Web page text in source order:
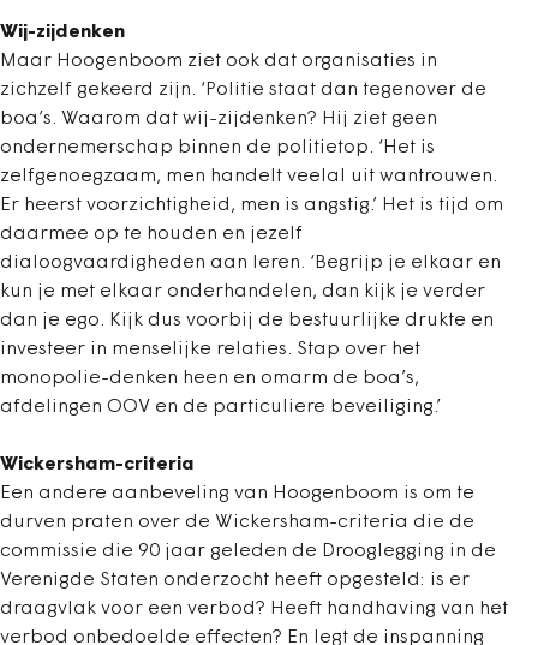
Wij-zijdenken
Maar Hoogenboom ziet ook dat organisaties in
zichzelf gekeerd zijn. ‘Politie staat dan tegenover de
boa’s. Waarom dat wij-zijdenken? Hij ziet geen
ondernemerschap binnen de politietop. ‘Het is
zelfgenoegzaam, men handelt veelal uit wantrouwen.
Er heerst voorzichtigheid, men is angstig.’ Het is tijd om
daarmee op te houden en jezelf
dialoogvaardigheden aan leren. ‘Begrijp je elkaar en
kun je met elkaar onderhandelen, dan kijk je verder
dan je ego. Kijk dus voorbij de bestuurlijke drukte en
investeer in menselijke relaties. Stap over het
monopolie-denken heen en omarm de boa’s,
afdelingen OOV en de particuliere beveiliging.’
Wickersham-criteria
Een andere aanbeveling van Hoogenboom is om te
durven praten over de Wickersham-criteria die de
commissie die 90 jaar geleden de Drooglegging in de
Verenigde Staten onderzocht heeft opgesteld: is er
draagvlak voor een verbod? Heeft handhaving van het
verbod onbedoelde effecten? En legt de inspanning